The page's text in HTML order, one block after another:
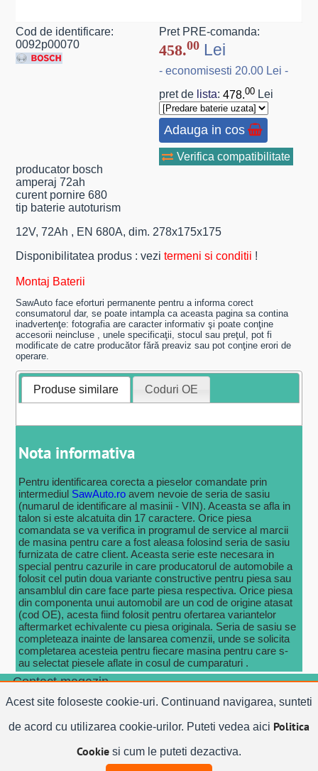
Cod de identificare:
0092p00070
Pret PRE-comanda:
458.00Lei
- economisesti 20.00 Lei -
pret de lista: 478.00Lei
Adauga in cos
Verifica compatibilitate
producator bosch
amperaj 72ah
curent pornire 680
tip baterie autoturism
12V, 72Ah , EN 680A, dim. 278x175x175
Disponibilitatea produs : vezitermeni si conditii !
Montaj Baterii
SawAuto face eforturi permanente pentru a informa corect
consumatorul dar, se poate intampla ca aceasta pagina sa contina
inadvertenţe: fotografia are caracter informativ şi poate conţine
accesorii neincluse , unele specificaţii, stocul sau preţul, pot fi
modificate de catre producător fără preaviz sau pot conţine erori de
operare.
Produse similare Coduri OE
Nota informativa
Pentru identificarea corecta a pieselor comandate prin
intermediul SawAuto.ro avem nevoie de seria de sasiu
(numarul de identificare al masinii - VIN). Aceasta se afla in
talon si este alcatuita din 17 caractere. Orice piesa
comandata se va verifica in programul de service al marcii
de masina pentru care a fost aleasa folosind seria de sasiu
furnizata de catre client. Aceasta serie este necesara in
special pentru cazurile in care producatorul de automobile a
folosit cel putin doua variante constructive pentru piesa sau
ansamblul din care face parte piesa respectiva. Orice piesa
din componenta unui automobil are un cod de origine atasat
(cod OE), acesta fiind folosit pentru ofertarea variantelor
aftermarket echivalente cu piesa originala. Seria de sasiu se
completeaza inainte de lansarea comenzii, unde se solicita
completarea acesteia pentru fiecare masina pentru care s-
au selectat piesele aflate in cosul de cumparaturi .
Contact magazin
Email:vanzari@SawAuto.ro
Zona utilizatorului
Masini Parcate
Acest site foloseste cookie-uri. Continuand navigarea, sunteti
de acord cu utilizarea cookie-urilor. Puteti vedea aici Politica
Cookie si cum le puteti dezactiva.